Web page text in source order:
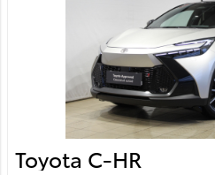
Toyota C-HR